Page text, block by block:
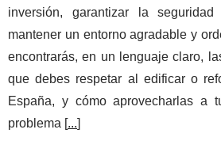
inversión, garantizar la
mantener un entorno agradable y
encontrarás, en un lenguaje claro,
que debes respetar al edificar o
España, y cómo aprovecharlas a
problema [...]